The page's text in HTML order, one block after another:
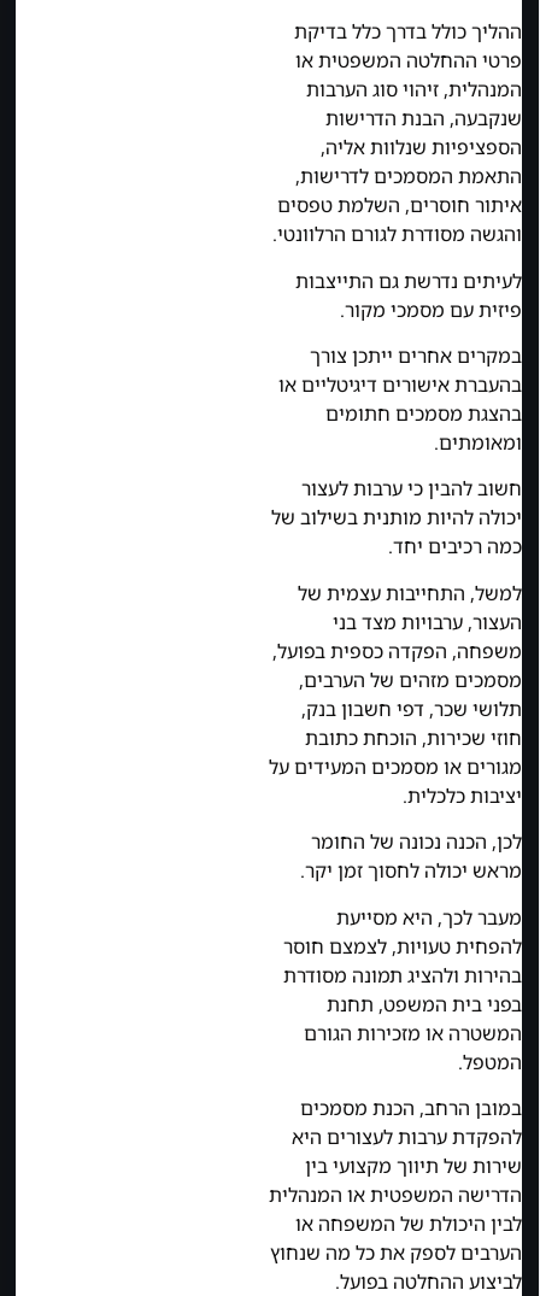
ההליך כולל בדרך כלל בדיקת
פרטי ההחלטה המשפטית או
המנהלית, זיהוי סוג הערבות
שנקבעה, הבנת הדרישות
הספציפיות שנלוות אליה,
התאמת המסמכים לדרישות,
איתור חוסרים, השלמת טפסים
והגשה מסודרת לגורם הרלוונטי.
לעיתים נדרשת גם התייצבות
פיזית עם מסמכי מקור.
במקרים אחרים ייתכן צורך
בהעברת אישורים דיגיטליים או
בהצגת מסמכים חתומים
ומאומתים.
חשוב להבין כי ערבות לעצור
יכולה להיות מותנית בשילוב של
כמה רכיבים יחד.
למשל, התחייבות עצמית של
העצור, ערבויות מצד בני
משפחה, הפקדה כספית בפועל,
מסמכים מזהים של הערבים,
תלושי שכר, דפי חשבון בנק,
חוזי שכירות, הוכחת כתובת
מגורים או מסמכים המעידים על
יציבות כלכלית.
לכן, הכנה נכונה של החומר
מראש יכולה לחסוך זמן יקר.
מעבר לכך, היא מסייעת
להפחית טעויות, לצמצם חוסר
בהירות ולהציג תמונה מסודרת
בפני בית המשפט, תחנת
המשטרה או מזכירות הגורם
המטפל.
במובן הרחב, הכנת מסמכים
להפקדת ערבות לעצורים היא
שירות של תיווך מקצועי בין
הדרישה המשפטית או המנהלית
לבין היכולת של המשפחה או
הערבים לספק את כל מה שנחוץ
לביצוע ההחלטה בפועל.